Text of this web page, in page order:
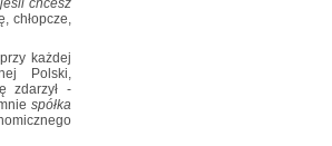
jeśli chcesz
chłopcze,
każdej
Polski,
zdarzył -
spółka